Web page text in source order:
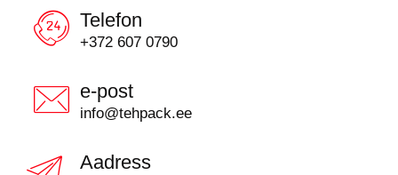
Telefon
+372 607 0790
e-post
info@tehpack.ee
Aadress